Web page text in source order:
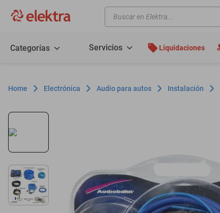
Buscar en Elektra...
Categorías Servicios Liquidaciones
Electrónica Audio para autos Instalación
motos
salas
oppo
minisplit